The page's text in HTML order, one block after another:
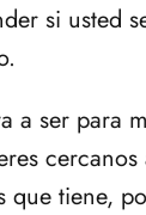
si usted
a ser para
que tiene,